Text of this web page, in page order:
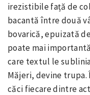
irezistibile față de
bacantă între două
bovarică, epuizată
poate mai
care textul le
Măjeri, devine
căci fiecare dintre